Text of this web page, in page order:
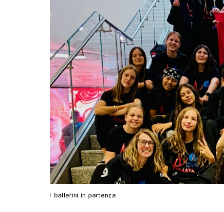
I ballerini in partenza